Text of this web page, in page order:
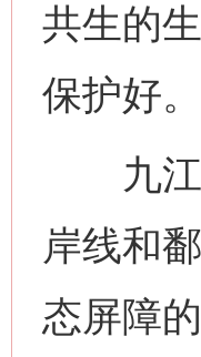
共生的
保护好。
九江
岸线和
态屏障